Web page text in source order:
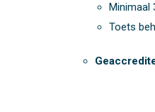
Minimaal
Toets